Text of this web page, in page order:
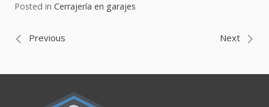
Posted in Cerrajería en garajes
Navegación
de
entradas
Previous Next